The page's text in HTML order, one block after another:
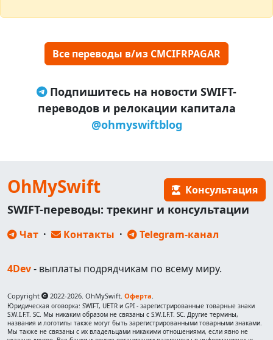
Все переводы в/из CMCIFRPAGAR
Подпишитесь на новости SWIFT-
переводов и релокации капитала
@ohmyswiftblog
OhMySwift Консультация
SWIFT-переводы: трекинг и консультации
Чат · Контакты · Telegram-канал
4Dev- выплаты подрядчикам по всему миру.
Copyright 2022-2026. OhMySwift. Оферта.
Юридическая оговорка: SWIFT, UETR и GPI - зарегистрированные товарные знаки
S.W.I.F.T. SC. Мы никаким образом не связаны с S.W.I.F.T. SC. Другие термины,
названия и логотипы также могут быть зарегистрированными товарными знаками.
Мы также не связаны с их владельцами никакими отношениями, если явно не